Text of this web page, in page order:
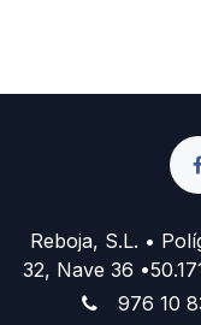
Reboja, S.L. •
32, Nave 36
976 10